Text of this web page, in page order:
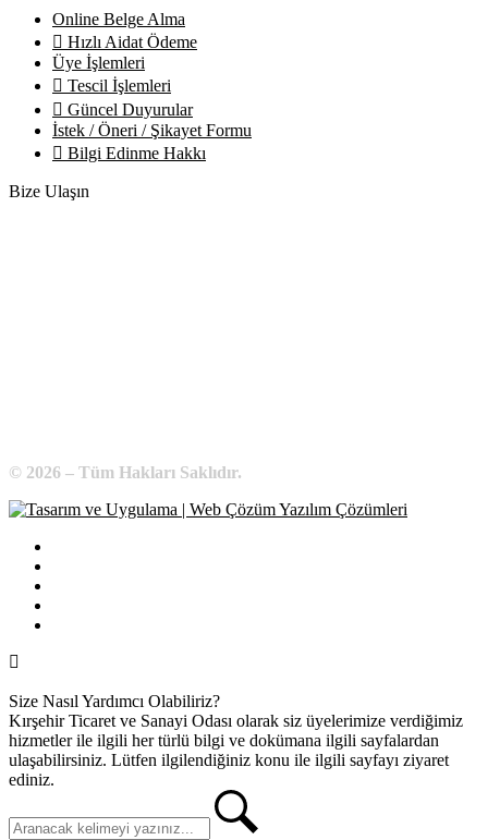
Online Belge Alma
Hızlı Aidat Ödeme
Üye İşlemleri
Tescil İşlemleri
Güncel Duyurular
İstek / Öneri / Şikayet Formu
Bilgi Edinme Hakkı
Bize Ulaşın
© 2026 – Tüm Hakları Saklıdır.
Size Nasıl Yardımcı Olabiliriz?
Kırşehir Ticaret ve Sanayi Odası olarak siz üyelerimize verdiğimiz
hizmetler ile ilgili her türlü bilgi ve dokümana ilgili sayfalardan
ulaşabilirsiniz. Lütfen ilgilendiğiniz konu ile ilgili sayfayı ziyaret
ediniz.